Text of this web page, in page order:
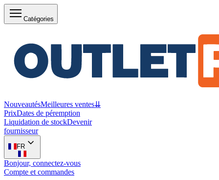
Catégories
NouveautésMeilleures ventes⇊
PrixDates de péremption
Liquidation de stockDevenir
fournisseur
FR
Bonjour, connectez-vous
Compte et commandes